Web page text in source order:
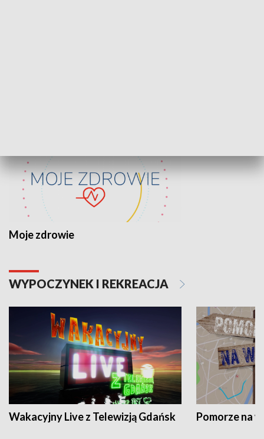
Moje zdrowie
WYPOCZYNEK I REKREACJA
Wakacyjny Live z Telewizją Gdańsk Pomorze na